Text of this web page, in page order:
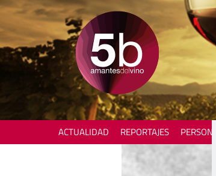
ACTUALIDAD REPORTAJES